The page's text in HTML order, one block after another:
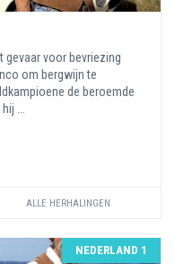
gevaar voor bevriezing
om bergwijn te
de beroemde
...
ALLE HERHALINGEN
NEDERLAND 1